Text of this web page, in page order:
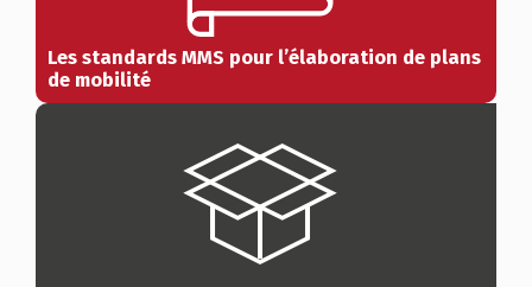
Les standards MMS pour l’élaboration de plans
de mobilité